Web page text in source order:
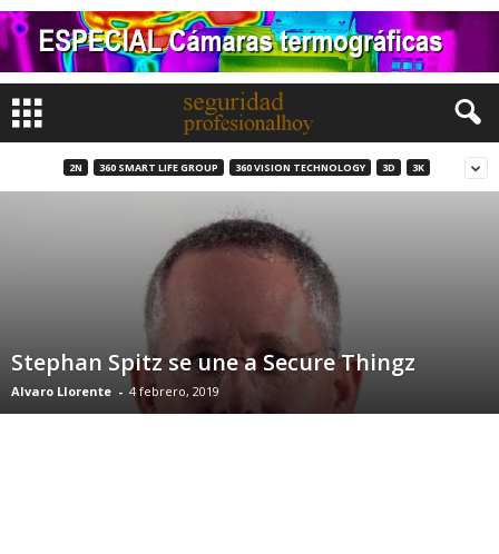
2N 360 SMART LIFE GROUP 360 VISION TECHNOLOGY 3D 3K
Stephan Spitz se une a Secure Thingz
Alvaro Llorente - 4 febrero, 2019